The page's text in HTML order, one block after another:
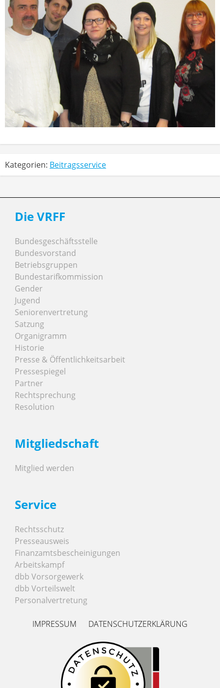
Kategorien: Beitragsservice
Die VRFF
Bundesgeschäftsstelle
Bundesvorstand
Betriebsgruppen
Bundestarifkommission
Gender
Jugend
Seniorenvertretung
Satzung
Organigramm
Historie
Presse & Öffentlichkeitsarbeit
Pressespiegel
Partner
Rechtsprechung
Resolution
Mitgliedschaft
Mitglied werden
Service
Rechtsschutz
Presseausweis
Finanzamtsbescheinigungen
Arbeitskampf
dbb Vorsorgewerk
dbb Vorteilswelt
Personalvertretung
IMPRESSUM DATENSCHUTZERKLÄRUNG